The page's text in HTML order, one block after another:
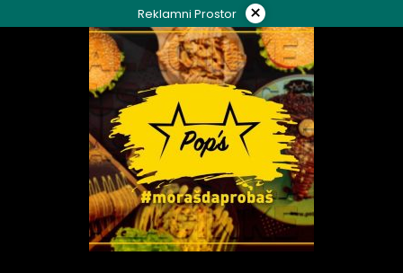
to
Reklamni Prostor ×